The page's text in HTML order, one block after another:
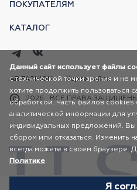
ПОКУПАТЕЛЯМ
КАТАЛОГ
2026 ВСЕ ПРАВА ЗАЩИЩЕНЫ
AR FASHION Карта сайта
Данный сайт использует файлы
с технической точки зрения и не
хотите продолжить пользоваться
обработкой. Часть файлов cookies
аналитической информации для
индивидуальных предложений. Вы
сбором или отказаться. Изменить
всегда можете в своем браузере.
Политике
Я